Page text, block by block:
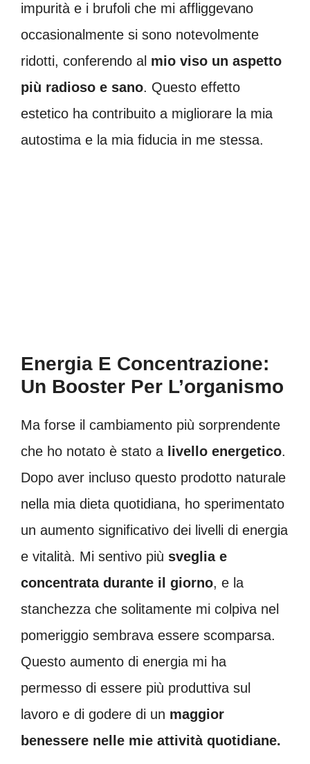
impurità e i brufoli che mi affliggevano
occasionalmente si sono notevolmente
ridotti, conferendo al mio viso un aspetto
più radioso e sano. Questo effetto
estetico ha contribuito a migliorare la mia
autostima e la mia fiducia in me stessa.
Energia E Concentrazione:
Un Booster Per L’organismo
Ma forse il cambiamento più sorprendente
che ho notato è stato a livello energetico.
Dopo aver incluso questo prodotto naturale
nella mia dieta quotidiana, ho sperimentato
un aumento significativo dei livelli di energia
e vitalità. Mi sentivo più sveglia e
concentrata durante il giorno, e la
stanchezza che solitamente mi colpiva nel
pomeriggio sembrava essere scomparsa.
Questo aumento di energia mi ha
permesso di essere più produttiva sul
lavoro e di godere di un maggior
benessere nelle mie attività quotidiane.